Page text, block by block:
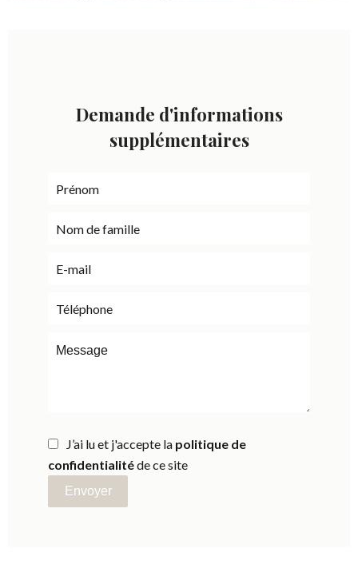
Demande d'informations
supplémentaires
J’ai lu et j'accepte la politique de
confidentialitéde ce site
Envoyer